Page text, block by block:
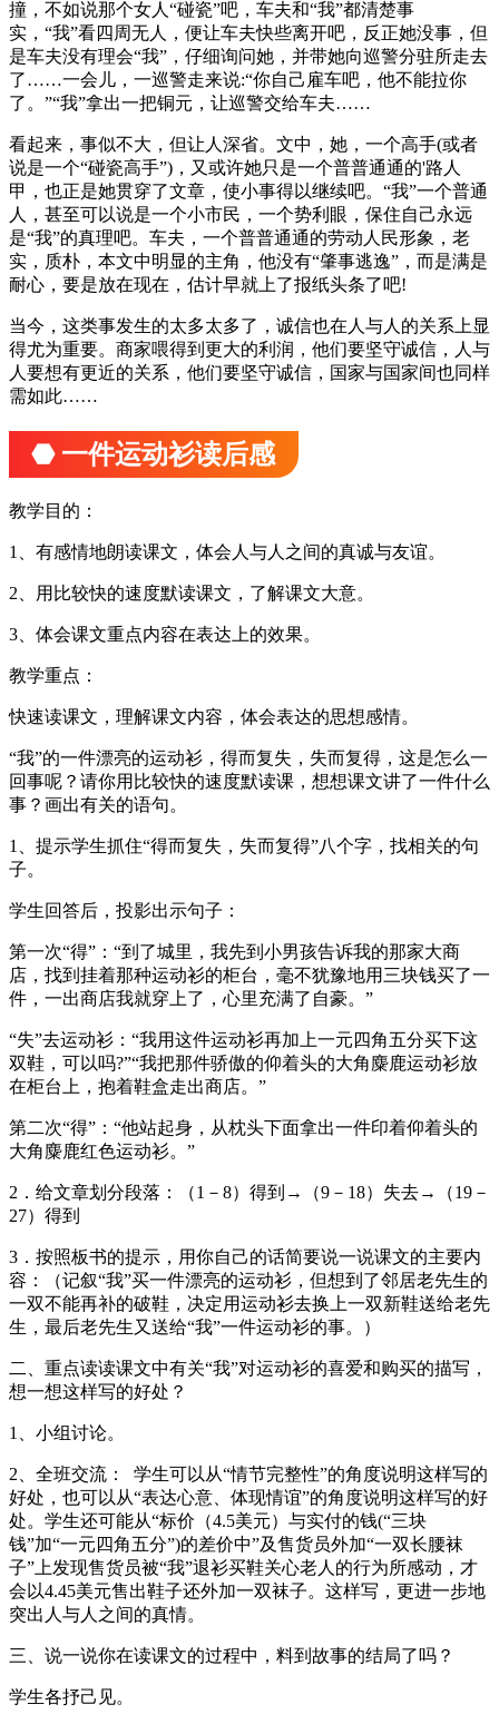
撞，不如说那个女人“碰瓷”吧，车夫和“我”都清楚事
实，“我”看四周无人，便让车夫快些离开吧，反正她没事，但
是车夫没有理会“我”，仔细询问她，并带她向巡警分驻所走去
了……一会儿，一巡警走来说:“你自己雇车吧，他不能拉你
了。”“我”拿出一把铜元，让巡警交给车夫……
看起来，事似不大，但让人深省。文中，她，一个高手(或者
说是一个“碰瓷高手”)，又或许她只是一个普普通通的'路人
甲，也正是她贯穿了文章，使小事得以继续吧。“我”一个普通
人，甚至可以说是一个小市民，一个势利眼，保住自己永远
是“我”的真理吧。车夫，一个普普通通的劳动人民形象，老
实，质朴，本文中明显的主角，他没有“肇事逃逸”，而是满是
耐心，要是放在现在，估计早就上了报纸头条了吧!
当今，这类事发生的太多太多了，诚信也在人与人的关系上显
得尤为重要。商家喂得到更大的利润，他们要坚守诚信，人与
人要想有更近的关系，他们要坚守诚信，国家与国家间也同样
需如此……
⬣ 一件运动衫读后感
教学目的：
1、有感情地朗读课文，体会人与人之间的真诚与友谊。
2、用比较快的速度默读课文，了解课文大意。
3、体会课文重点内容在表达上的效果。
教学重点：
快速读课文，理解课文内容，体会表达的思想感情。
“我”的一件漂亮的运动衫，得而复失，失而复得，这是怎么一
回事呢？请你用比较快的速度默读课，想想课文讲了一件什么
事？画出有关的语句。
1、提示学生抓住“得而复失，失而复得”八个字，找相关的句
子。
学生回答后，投影出示句子：
第一次“得”：“到了城里，我先到小男孩告诉我的那家大商
店，找到挂着那种运动衫的柜台，毫不犹豫地用三块钱买了一
件，一出商店我就穿上了，心里充满了自豪。”
“失”去运动衫：“我用这件运动衫再加上一元四角五分买下这
双鞋，可以吗?”“我把那件骄傲的仰着头的大角麋鹿运动衫放
在柜台上，抱着鞋盒走出商店。”
第二次“得”：“他站起身，从枕头下面拿出一件印着仰着头的
大角麋鹿红色运动衫。”
2．给文章划分段落：（1－8）得到→（9－18）失去→（19－
27）得到
3．按照板书的提示，用你自己的话简要说一说课文的主要内
容：（记叙“我”买一件漂亮的运动衫，但想到了邻居老先生的
一双不能再补的破鞋，决定用运动衫去换上一双新鞋送给老先
生，最后老先生又送给“我”一件运动衫的事。）
二、重点读读课文中有关“我”对运动衫的喜爱和购买的描写，
想一想这样写的好处？
1、小组讨论。
2、全班交流： 学生可以从“情节完整性”的角度说明这样写的
好处，也可以从“表达心意、体现情谊”的角度说明这样写的好
处。学生还可能从“标价（4.5美元）与实付的钱(“三块
钱”加“一元四角五分”)的差价中”及售货员外加“一双长腰袜
子”上发现售货员被“我”退衫买鞋关心老人的行为所感动，才
会以4.45美元售出鞋子还外加一双袜子。这样写，更进一步地
突出人与人之间的真情。
三、说一说你在读课文的过程中，料到故事的结局了吗？
学生各抒己见。